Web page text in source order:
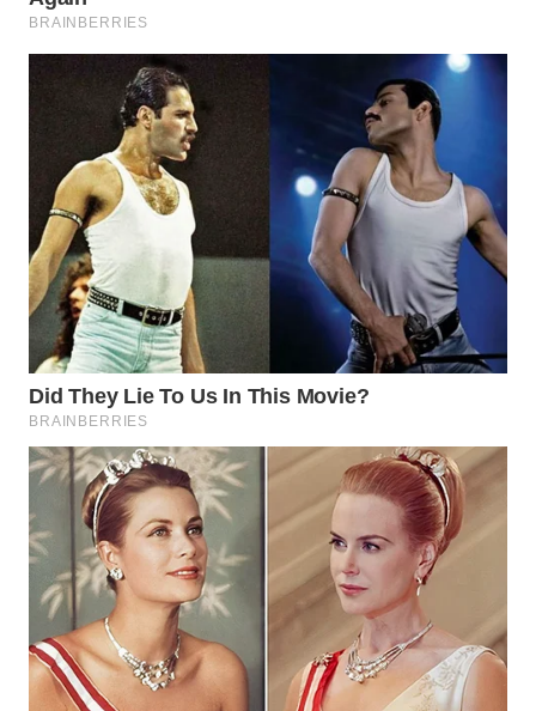
WN
PURWAKARTA
PRIANGAN
TIMUR
WN
SEMARANG
WN
SOLO
WN
BOROBUDUR
WN
MADURA
WN
SURABAYA
WN